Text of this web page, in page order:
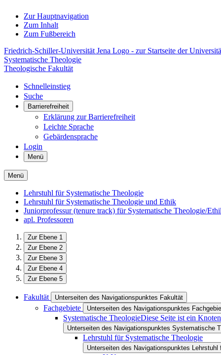
Zur Hauptnavigation
Zum Inhalt
Zum Fußbereich
Friedrich-Schiller-Universität Jena Logo - zur Startseite der
Systematische Theologie
Theologische Fakultät
Schnelleinstieg
Suche
Barrierefreiheit
Erklärung zur Barrierefreiheit
Leichte Sprache
Gebärdensprache
Login
Menü
Menü
Lehrstuhl für Systematische Theologie
Lehrstuhl für Systematische Theologie und Ethik
Juniorprofessur (tenure track) für Systematische Theologie/
apl. Professoren
Zur Ebene 1
Zur Ebene 2
Zur Ebene 3
Zur Ebene 4
Zur Ebene 5
Fakultät Unterseiten des Navigationspunktes Fakultät
Fachgebiete Unterseiten des Navigationspunktes
Systematische TheologieDiese Seite ist ein
Unterseiten des Navigationspunktes Systematische
Lehrstuhl für Systematische Theologie
Unterseiten des Navigationspunktes